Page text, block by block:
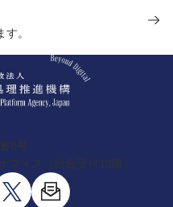
。
8号
フィス（総合受付13階）